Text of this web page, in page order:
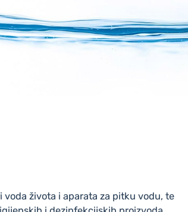
života i aparata za pitku vodu, te